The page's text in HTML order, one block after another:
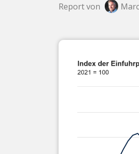
Report von